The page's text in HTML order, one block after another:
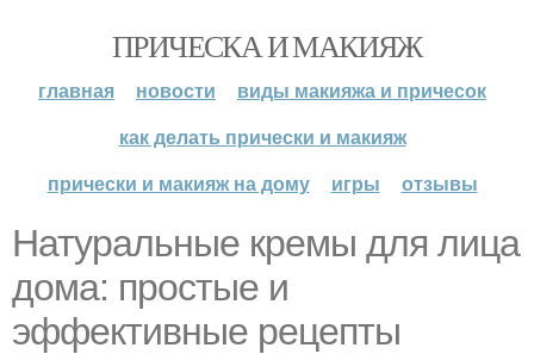
ПРИЧЕСКА И МАКИЯЖ
главная новости
виды макияжа и причесок
как делать прически и макияж
прически и макияж на дому
игры отзывы
Натуральные кремы для лица
дома: простые и
эффективные рецепты